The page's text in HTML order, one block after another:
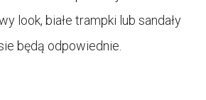
look, białe trampki lub sandały
będą odpowiednie.